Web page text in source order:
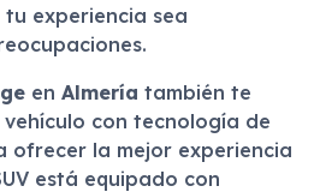
experiencia sea
en Almería también te
con tecnología de
la mejor experiencia
está equipado con